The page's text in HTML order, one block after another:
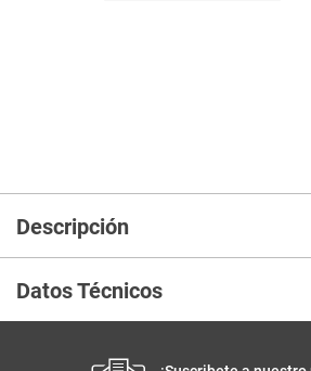
Descripción
Datos Técnicos